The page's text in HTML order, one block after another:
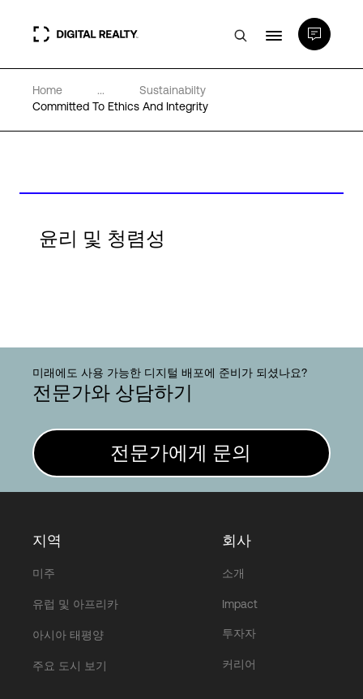
데이터 센터
Language
로그인
Home ...
Sustainabilty
Committed To Ethics And Integrity
윤리 및 청렴성
미래에도 사용 가능한 디지털 배포에 준비가 되셨나요?
전문가와 상담하기
전문가에게 문의
지역
미주
유럽 및 아프리카
아시아 태평양
주요 도시 보기
회사
소개
Impact
투자자
커리어